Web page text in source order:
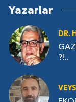
Yazarlar
DR.
?!..